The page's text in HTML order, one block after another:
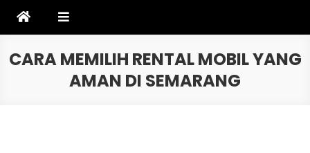
CARA MEMILIH RENTAL MOBIL YANG
AMAN DI SEMARANG